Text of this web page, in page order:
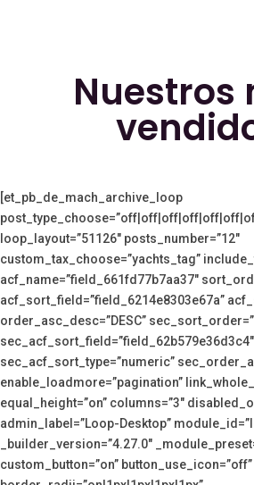
Nuestros
[et_pb_de_mach_archive_loop
loop_layout=”51126″ posts_number=”12″
custom_tax_choose=”yachts_tag”
acf_name=”field_661fd77b7aa37″
acf_sort_field=”field_6214e8303e67a”
order_asc_desc=”DESC”
sec_acf_sort_field=”field_62b579e36d3c4″
sec_acf_sort_type=”numeric”
enable_loadmore=”pagination”
equal_height=”on” columns=”3″
admin_label=”Loop-Desktop”
_builder_version=”4.27.0″
custom_button=”on” button_use_icon=”off”